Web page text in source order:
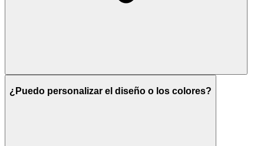
¿Puedo personalizar el diseño o los colores?